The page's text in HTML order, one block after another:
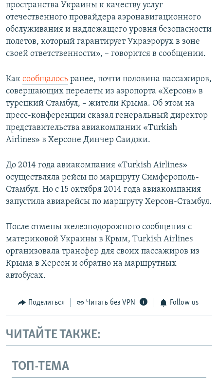
пространства Украины к качеству услуг
отечественного провайдера аэронавигационного
обслуживания и надлежащего уровня безопасности
полетов, который гарантирует Украэрорух в зоне
своей ответственности», – говорится в сообщении.
Как сообщалось ранее, почти половина пассажиров,
совершающих перелеты из аэропорта «Херсон» в
турецкий Стамбул, – жители Крыма. Об этом на
пресс-конференции сказал генеральный директор
представительства авиакомпании «Turkish
Airlines» в Херсоне Динчер Саиджи.
До 2014 года авиакомпания «Turkish Airlines»
осуществляла рейсы по маршруту Симферополь-
Стамбул. Но с 15 октября 2014 года авиакомпания
запустила авиарейсы по маршруту Херсон-Стамбул.
После отмены железнодорожного сообщения с
материковой Украины в Крым, Turkish Airlines
организовала трансфер для своих пассажиров из
Крыма в Херсон и обратно на маршрутных
автобусах.
Поделиться Читать без VPN Follow us
ЧИТАЙТЕ ТАКЖЕ:
ТОП-ТЕМА